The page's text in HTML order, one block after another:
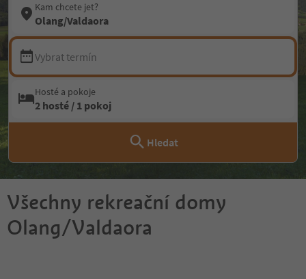
Kam chcete jet?
Olang/Valdaora
Vybrat termín
Hosté a pokoje
2 hosté / 1 pokoj
Hledat
Všechny rekreační domy
Olang/Valdaora